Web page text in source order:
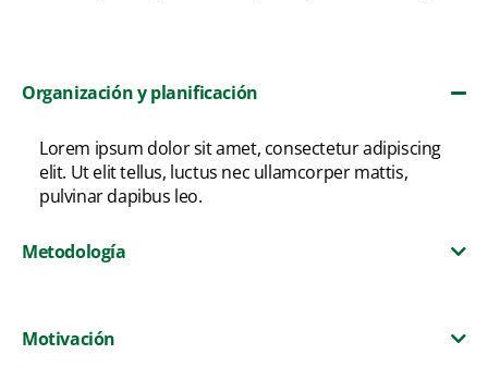
Organización y planificación
Lorem ipsum dolor sit amet, consectetur adipiscing
elit. Ut elit tellus, luctus nec ullamcorper mattis,
pulvinar dapibus leo.
Metodología
Motivación